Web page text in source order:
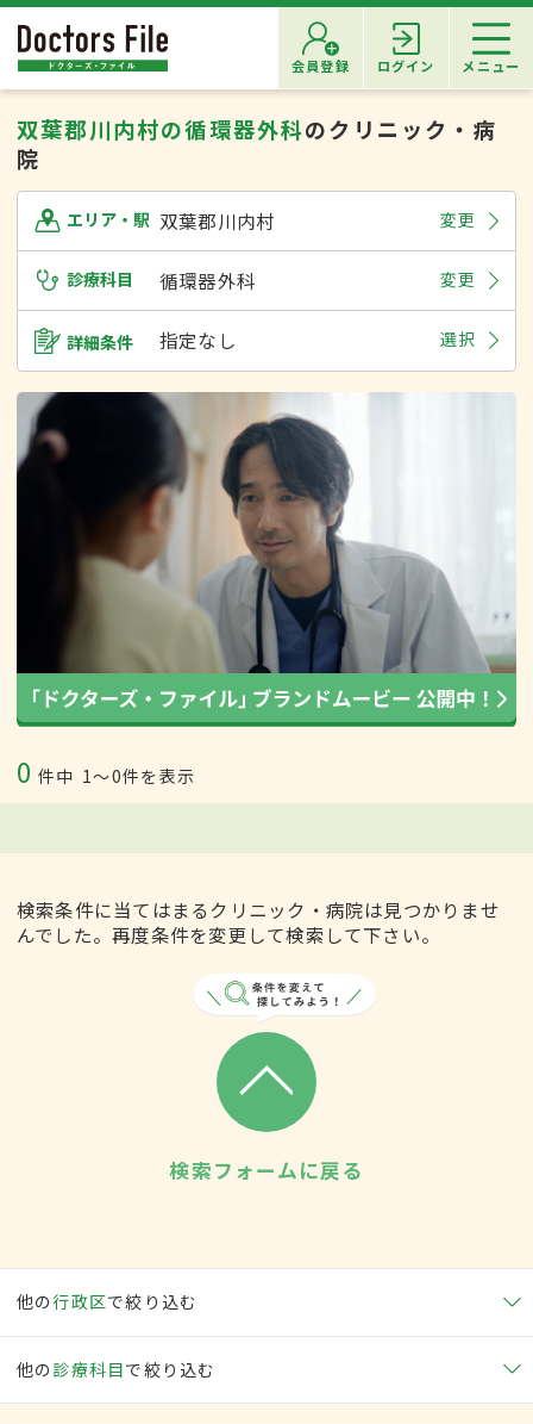
会員登録 ログイン メニュー
双葉郡川内村の循環器外科のクリニック・病
院
エリア・駅 双葉郡川内村 変更
診療科目 循環器外科 変更
詳細条件 指定なし 選択
0 件中 1〜0件を表示
検索条件に当てはまるクリニック・病院は見つかりませ
んでした。再度条件を変更して検索して下さい。
検索フォームに戻る
他の行政区で絞り込む
他の 診療科目で絞り込む